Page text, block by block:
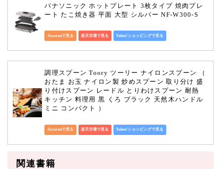
パナソニック ホットプレート 3枚タイプ 焼肉プレ
ート たこ焼き器 平面 大型 シルバー NF-W300-S
Amazonで見る 楽天市場で見る Yahoo!ショッピングで見る
調理スプーン Toory ツーリー ナイロンスプーン （
おたま お玉 ナイロン製 炒めスプーン 取り分け 盛
り付けスプーン レードル とりわけスプーン 耐熱
キッチン 料理用 黒 くろ ブラック 天然木ハンドル
ミニ コンパクト ）
Amazonで見る 楽天市場で見る Yahoo!ショッピングで見る
関連書籍